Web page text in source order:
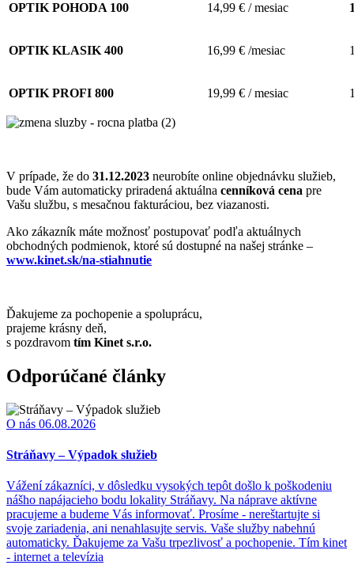
OPTIK POHODA 100 14,99 € / mesiac
OPTIK KLASIK 400 16,99 € /mesiac
OPTIK PROFI 800 19,99 € / mesiac
V prípade, že do 31.12.2023 neurobíte online objednávku služieb,
bude Vám automaticky priradená aktuálna cenníková cena pre
Vašu službu, s mesačnou fakturáciou, bez viazanosti.
Ako zákazník máte možnosť postupovať podľa aktuálnych
obchodných podmienok, ktoré sú dostupné na našej stránke –
www.kinet.sk/na-stiahnutie
Ďakujeme za pochopenie a spoluprácu,
prajeme krásny deň,
s pozdravom tím Kinet s.r.o.
Odporúčané články
O nás 06.08.2026
Stráňavy – Výpadok služieb
Vážení zákazníci, v dôsledku vysokých tepôt došlo k poškodeniu
nášho napájacieho bodu lokality Stráňavy. Na náprave aktívne
pracujeme a budeme Vás informovať. Prosíme - nereštartujte si
svoje zariadenia, ani nenahlasujte servis. Vaše služby nabehnú
automaticky. Ďakujeme za Vašu trpezlivosť a pochopenie. Tím kinet
- internet a televízia